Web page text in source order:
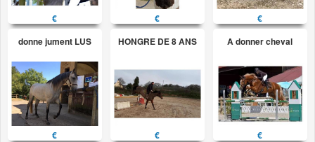
€ €
€
donne jument LUS
€
HONGRE DE 8 ANS
€
A donner cheval
€